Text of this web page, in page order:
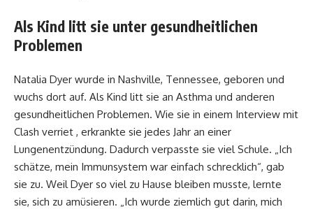
Als Kind litt sie unter gesundheitlichen
Problemen
Natalia Dyer wurde in Nashville, Tennessee, geboren und
wuchs dort auf. Als Kind litt sie an Asthma und anderen
gesundheitlichen Problemen. Wie sie in einem Interview mit
Clash verriet , erkrankte sie jedes Jahr an einer
Lungenentzündung. Dadurch verpasste sie viel Schule. „Ich
schätze, mein Immunsystem war einfach schrecklich“, gab
sie zu. Weil Dyer so viel zu Hause bleiben musste, lernte
sie, sich zu amüsieren. „Ich wurde ziemlich gut darin, mich